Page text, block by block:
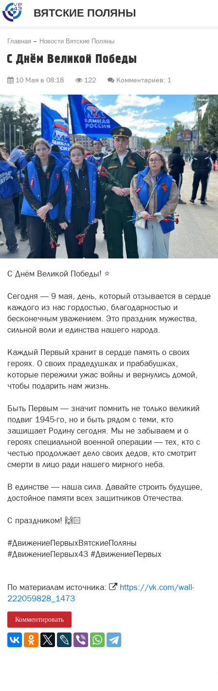
ВЯТСКИЕ ПОЛЯНЫ
Главная Новости Вятские Поляны
С Днём Великой Победы
10 Мая в 08:18 122 Комментариев: 1
С Днём Великой Победы! ⭐️
Сегодня — 9 мая, день, который отзывается в сердце
каждого из нас гордостью, благодарностью и
бесконечным уважением. Это праздник мужества,
сильной воли и единства нашего народа.
Каждый Первый хранит в сердце память о своих
героях. О своих прадедушках и прабабушках,
которые пережили ужас войны и вернулись домой,
чтобы подарить нам жизнь.
Быть Первым — значит помнить не только великий
подвиг 1945-го, но и быть рядом с теми, кто
защищает Родину сегодня. Мы не забываем и о
героях специальной военной операции — тех, кто с
честью продолжает дело своих дедов, кто смотрит
смерти в лицо ради нашего мирного неба.
В единстве — наша сила. Давайте строить будущее,
достойное памяти всех защитников Отечества.
С праздником! 🙌🏻
#ДвижениеПервыхВятскиеПоляны
#ДвижениеПервых43 #ДвижениеПервых
По материалам источника:
https://vk.com/wall-
222059828_1473
Комментировать